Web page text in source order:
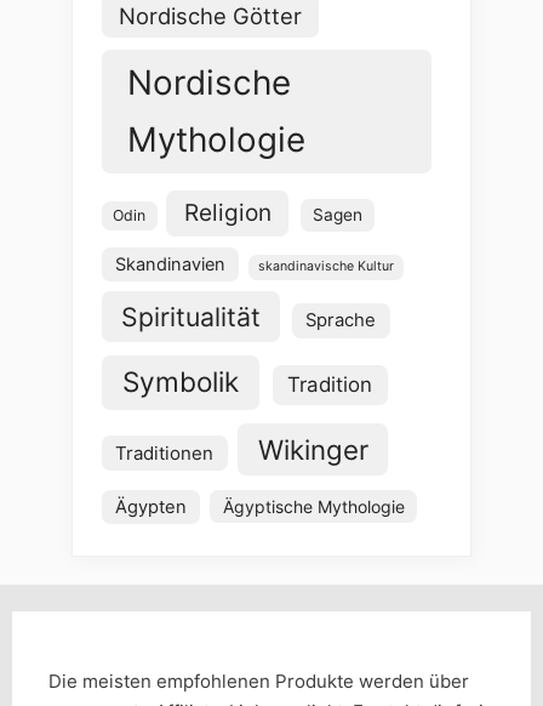
Nordische Götter
Nordische
Mythologie
Odin Religion Sagen
Skandinavien skandinavische Kultur
Spiritualität Sprache
Symbolik Tradition
Traditionen Wikinger
Ägypten Ägyptische Mythologie
Die meisten empfohlenen Produkte werden über